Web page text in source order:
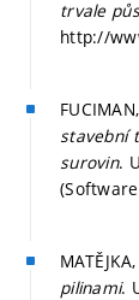
trvale
http://
stavební
surovin.
pilinami.